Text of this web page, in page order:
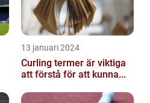
13 januari 2024
Curling termer är viktiga
att förstå för att kunna...